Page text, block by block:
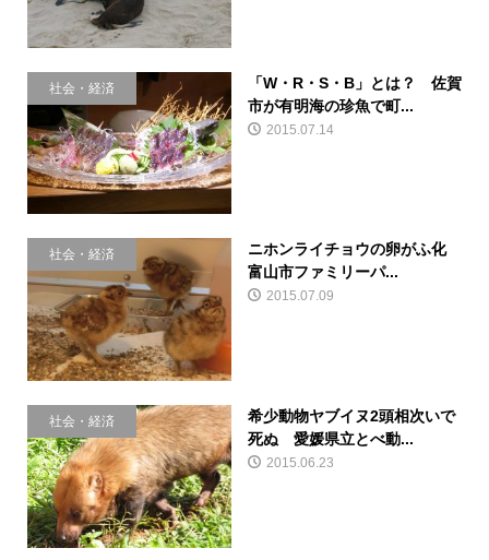
社会・経済
「W・R・S・B」とは？ 佐賀
市が有明海の珍魚で町...
2015.07.14
社会・経済
ニホンライチョウの卵がふ化
富山市ファミリーパ...
2015.07.09
社会・経済
希少動物ヤブイヌ2頭相次いで
死ぬ 愛媛県立とべ動...
2015.06.23